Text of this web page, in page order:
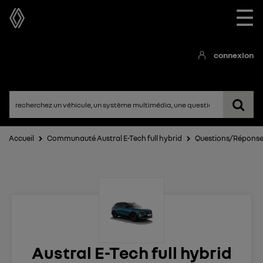
☰
connexion
Accueil Communauté Austral E-Tech full hybrid Questions/
Austral E-Tech full hybrid